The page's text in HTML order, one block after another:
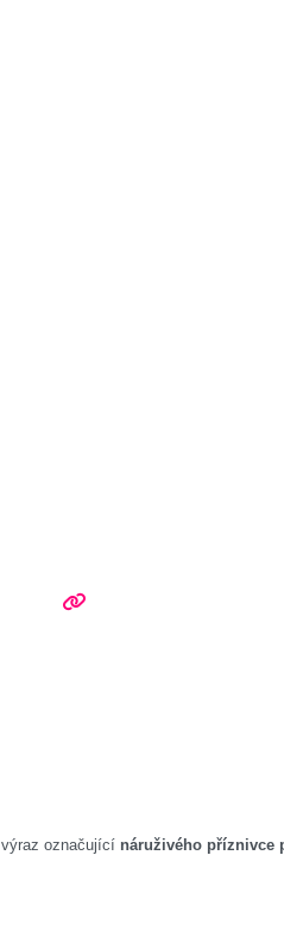
označující náruživého příznivce